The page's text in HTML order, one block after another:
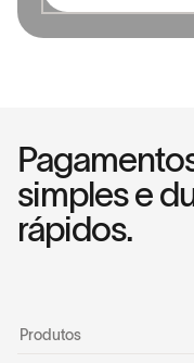
simples e
rápidos.
Produtos